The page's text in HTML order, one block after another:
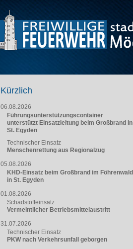
Kürzlich
06.08.2026
Führungsunterstützungscontainer
unterstützt Einsatzleitung beim Großbrand in
St. Egyden
Technischer Einsatz
Menschenrettung aus Regionalzug
05.08.2026
KHD-Einsatz beim Großbrand im Föhrenwald
in St. Egyden
01.08.2026
Schadstoffeinsatz
Vermeintlicher Betriebsmittelaustritt
31.07.2026
Technischer Einsatz
PKW nach Verkehrsunfall geborgen